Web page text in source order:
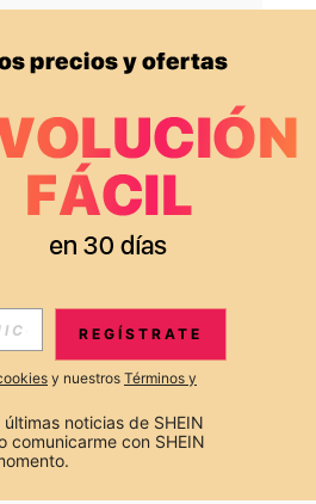
NOTICIAS DE SHEIN
Suscribir
REGÍSTRATE
y nuestros Términos y
noticias de SHEIN
comunicarme con SHEIN